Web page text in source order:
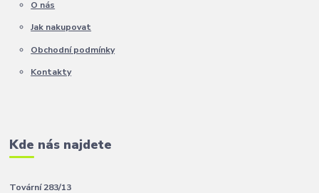
O nás
Jak nakupovat
Obchodní podmínky
Kontakty
Kde nás najdete
Tovární 283/13